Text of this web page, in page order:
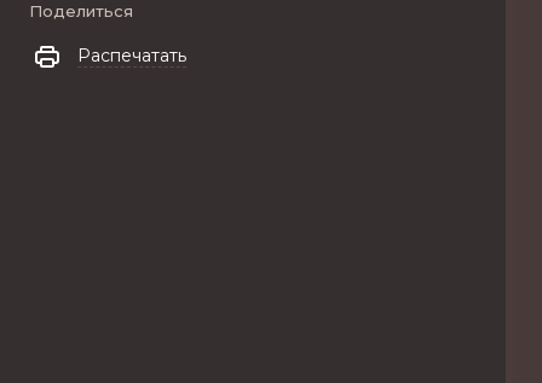
Поделиться
Распечатать